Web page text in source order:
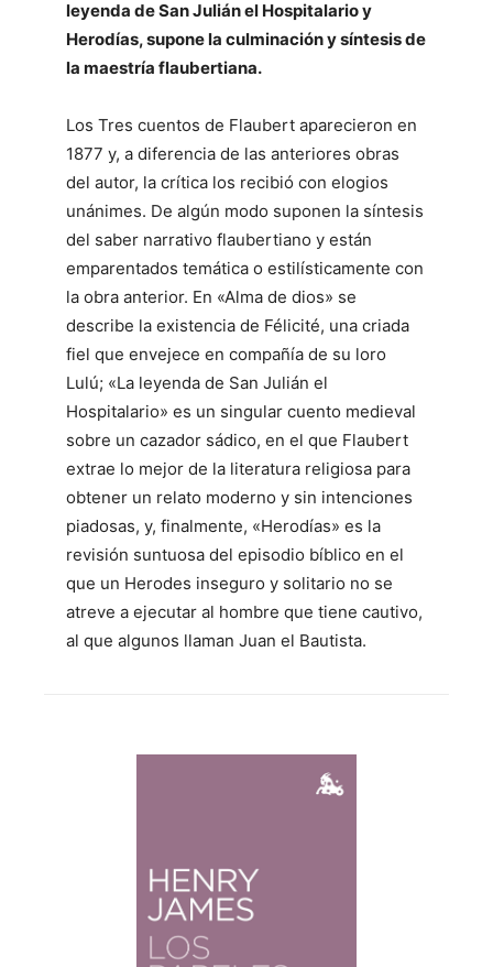
leyenda de San Julián el Hospitalario y
Herodías, supone la culminación y síntesis de
la maestría flaubertiana.
Los Tres cuentos de Flaubert aparecieron en
1877 y, a diferencia de las anteriores obras
del autor, la crítica los recibió con elogios
unánimes. De algún modo suponen la síntesis
del saber narrativo flaubertiano y están
emparentados temática o estilísticamente con
la obra anterior. En «Alma de dios» se
describe la existencia de Félicité, una criada
fiel que envejece en compañía de su loro
Lulú; «La leyenda de San Julián el
Hospitalario» es un singular cuento medieval
sobre un cazador sádico, en el que Flaubert
extrae lo mejor de la literatura religiosa para
obtener un relato moderno y sin intenciones
piadosas, y, finalmente, «Herodías» es la
revisión suntuosa del episodio bíblico en el
que un Herodes inseguro y solitario no se
atreve a ejecutar al hombre que tiene cautivo,
al que algunos llaman Juan el Bautista.